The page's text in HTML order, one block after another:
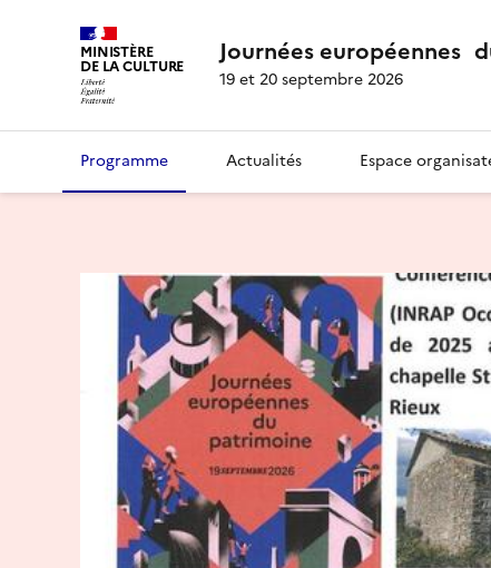
MINISTÈRE
DE LA CULTURE Journées européennes
19 et 20 septembre 2026
Programme Actualités Espace